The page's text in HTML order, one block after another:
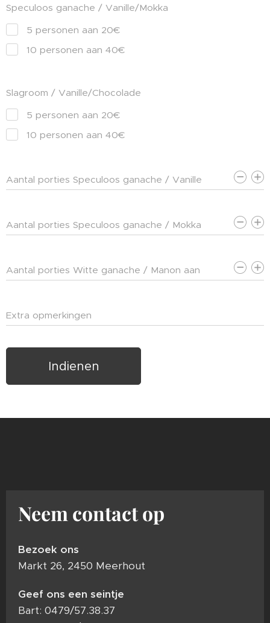
Speculoos ganache / Vanille/Mokka
5 personen aan 20€
10 personen aan 40€
Slagroom / Vanille/Chocolade
5 personen aan 20€
10 personen aan 40€
Aantal porties Speculoos ganache / Vanille
aan 4,5€ pp
Aantal porties Speculoos ganache / Mokka
aan 4,5€ pp
Aantal porties Witte ganache / Manon aan
4,5€ pp
Extra opmerkingen
Indienen
Neem contact op
Bezoek ons
Markt 26, 2450 Meerhout
Geef ons een seintje
Bart: 0479/57.38.37